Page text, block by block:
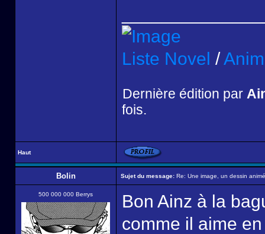
Liste Novel /
Dernière édition par
fois.
Haut
Bolin Sujet du message: Re: Une image, un dessin
500 000 000 Berrys
Bon Ainz à la
comme il aime